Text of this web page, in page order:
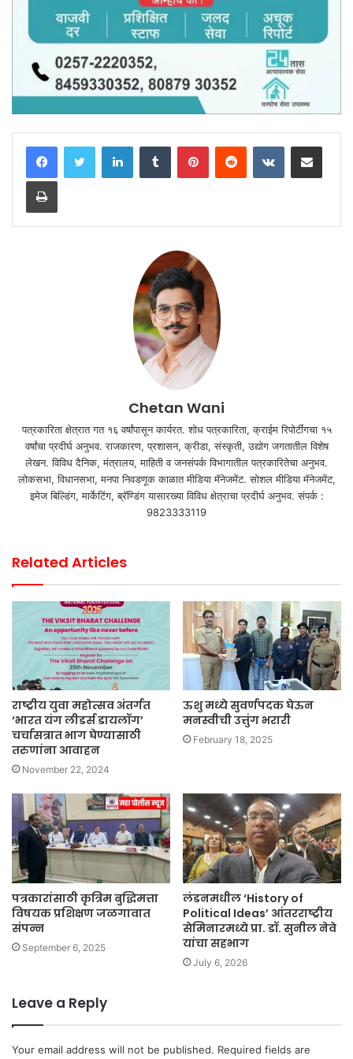
LinkedInTumblr PinterestReddit VKontakteShare via Email
Print
Chetan Wani
पत्रकारिता क्षेत्रात गत १६ वर्षांपासून कार्यरत. शोध पत्रकारिता, क्राईम रिपोर्टींगचा १५
वर्षांचा प्रदीर्घ अनुभव. राजकारण, प्रशासन, क्रीडा, संस्कृती, उद्योग जगतातील विशेष
लेखन. विविध दैनिक, मंत्रालय, माहिती व जनसंपर्क विभागातील पत्रकारितेचा अनुभव.
लोकसभा, विधानसभा, मनपा निवडणूक काळात मीडिया मॅनेजमेंट. सोशल मीडिया मॅनेजमेंट,
इमेज बिल्डिंग, मार्केटिंग, ब्रॅण्डिंग यासारख्या विविध क्षेत्राचा प्रदीर्घ अनुभव. संपर्क :
9823333119
Related Articles
राष्ट्रीय युवा महोत्सव अंतर्गत
‘भारत यंग लीडर्स डायलॉग’
चर्चासत्रात भाग घेण्यासाठी
तरुणांना आवाहन
November 22, 2024
ऊशु मध्ये सुवर्णपदक घेऊन
मनस्वीची उत्तुंग भरारी
February 18, 2025
पत्रकारांसाठी कृत्रिम बुद्धिमत्ता
विषयक प्रशिक्षण जळगावात
संपन्न
September 6, 2025
लंडनमधील ‘History of
Political Ideas’ आंतरराष्ट्रीय
सेमिनारमध्ये प्रा. डॉ. सुनील नेवे
यांचा सहभाग
July 6, 2026
Leave a Reply
Your email address will not be published. Required fields are